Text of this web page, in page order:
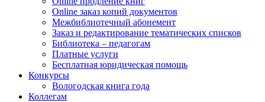
Online заказ копий документов
Межбиблиотечный абонемент
Заказ и редактирование тематических списков
Библиотека – педагогам
Платные услуги
Бесплатная юридическая помощь
Конкурсы
Вологодская книга года
Коллегам